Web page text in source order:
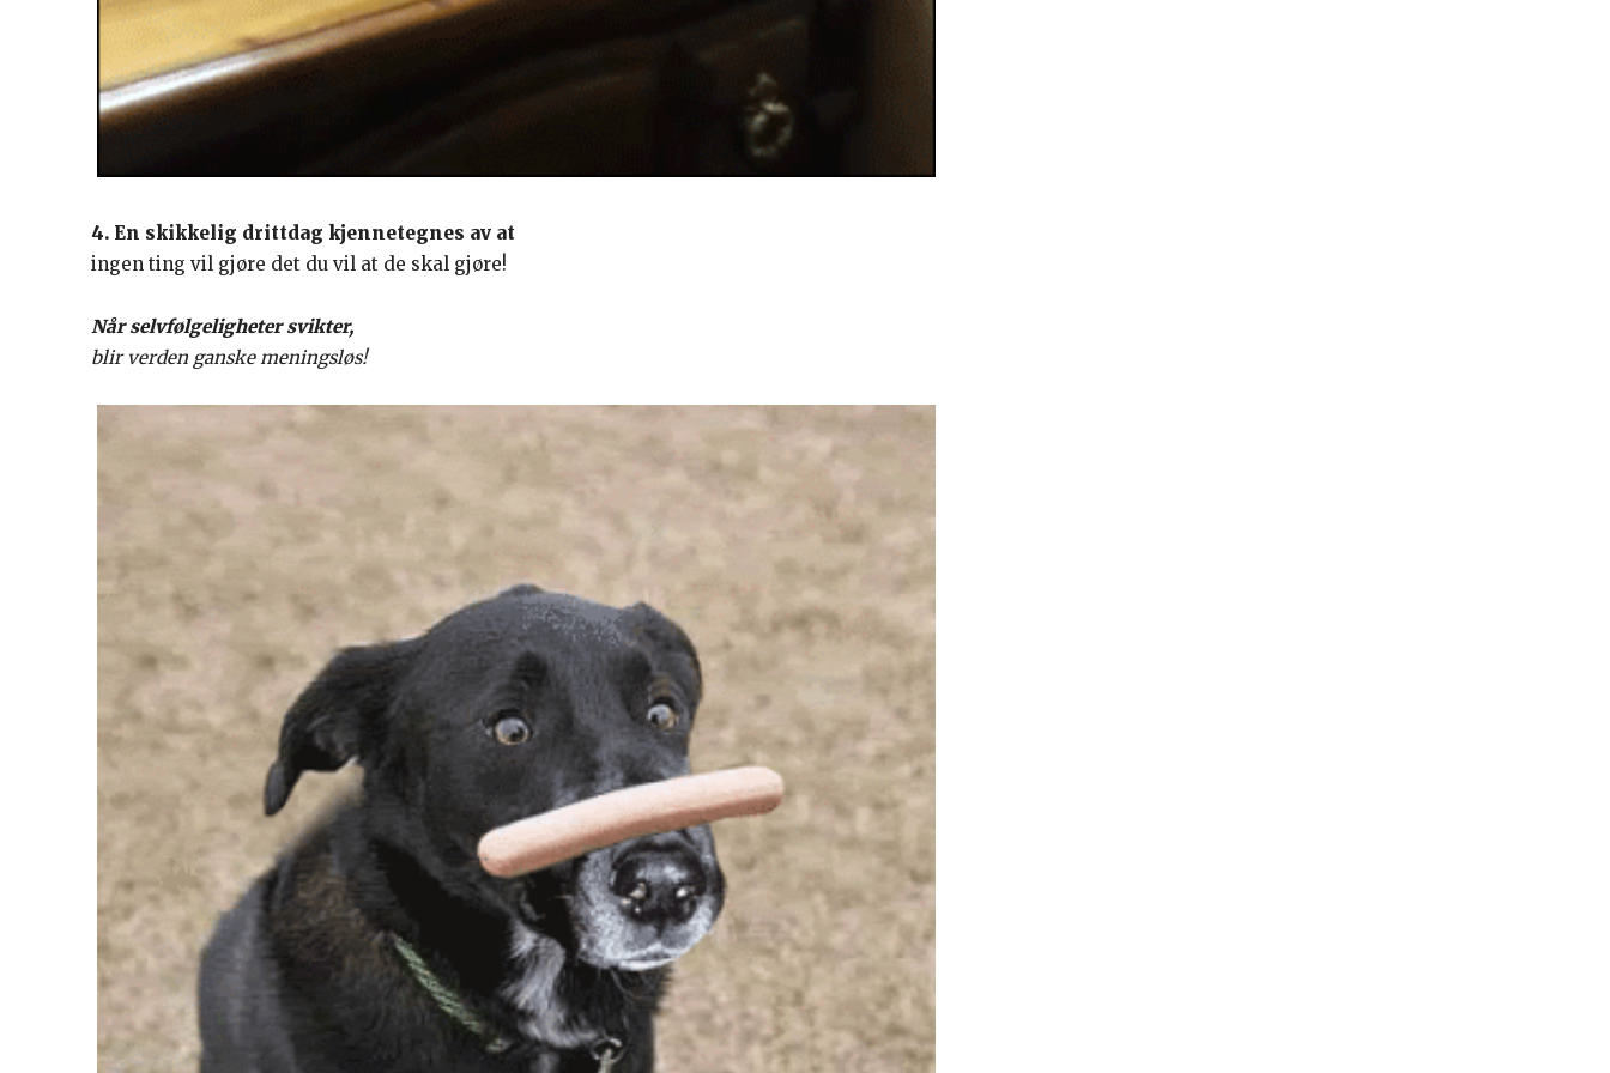
4. En skikkelig drittdag kjennetegnes av at
ingen ting vil gjøre det du vil at de skal gjøre!
Når selvfølgeligheter svikter,
blir verden ganske meningsløs!